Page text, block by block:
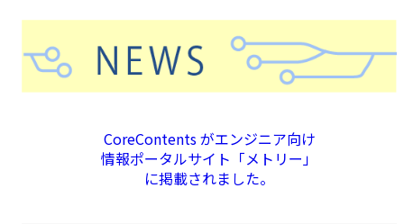
CoreContents がエンジニア向け
情報ポータルサイト「メトリー」
に掲載されました。